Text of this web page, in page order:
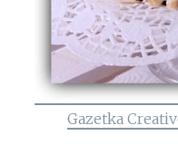
Gazetka